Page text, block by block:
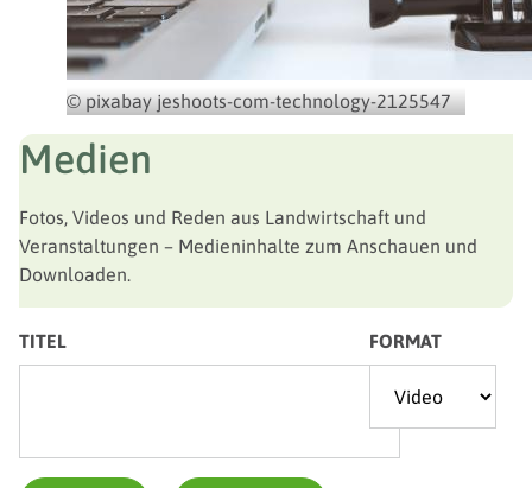
© pixabay jeshoots-com-technology-2125547
Medien
Fotos, Videos und Reden aus Landwirtschaft und
Veranstaltungen – Medieninhalte zum Anschauen und
Downloaden.
TITEL FORMAT